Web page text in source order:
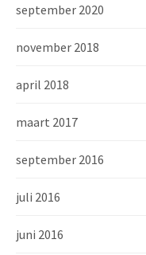
september 2020
november 2018
april 2018
maart 2017
september 2016
juli 2016
juni 2016